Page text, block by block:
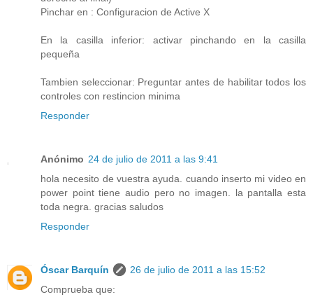
Pinchar en : Configuracion de Active X
En la casilla inferior: activar pinchando en la casilla
pequeña
Tambien seleccionar: Preguntar antes de habilitar todos los
controles con restincion minima
Responder
Anónimo 24 de julio de 2011 a las 9:41
hola necesito de vuestra ayuda. cuando inserto mi video en
power point tiene audio pero no imagen. la pantalla esta
toda negra. gracias saludos
Responder
Óscar Barquín
26 de julio de 2011 a las 15:52
Comprueba que: